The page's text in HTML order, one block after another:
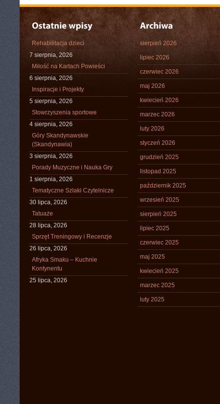
Rehabilitacja dzieci
7 sierpnia, 2026
Miłość na Kartach Powieści
6 sierpnia, 2026
Inspiracje i Projekty
5 sierpnia, 2026
Stowrzyszenia sportowe
4 sierpnia, 2026
Góry Skandynawskie
(Skandynawia)
3 sierpnia, 2026
Porady Muzyczne i Nauka Gry
1 sierpnia, 2026
Tematyczne Szlaki Czytelnicze
30 lipca, 2026
Tatuaże
28 lipca, 2026
Sprzęt Treningowy i Recenzje
26 lipca, 2026
Afryka Smaku – Kuchnie
Kontynentu
25 lipca, 2026
sierpień 2026
lipiec 2026
czerwiec 2026
maj 2026
kwiecień 2026
marzec 2026
luty 2026
styczeń 2026
grudzień 2025
listopad 2025
październik 2025
wrzesień 2025
sierpień 2025
lipiec 2025
czerwiec 2025
maj 2025
kwiecień 2025
marzec 2025
luty 2025